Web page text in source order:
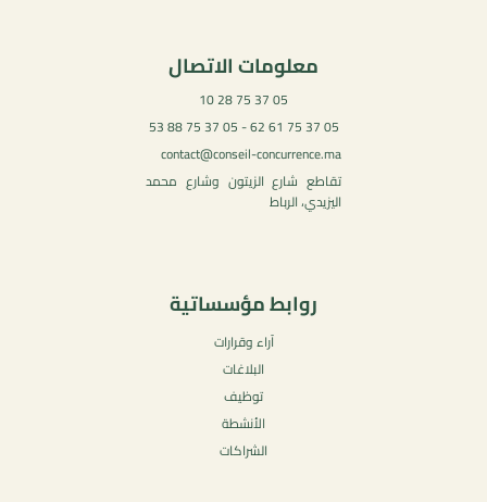
معلومات الاتصال
05 37 75 28 10
05 37 75 61 62 - 05 37 75 88 53
contact@conseil-concurrence.ma
تقاطع شارع الزيتون وشارع محمد
اليزيدي، الرباط
روابط مؤسساتية
آراء وقرارات
البلاغات
توظيف
الأنشطة
الشراكات